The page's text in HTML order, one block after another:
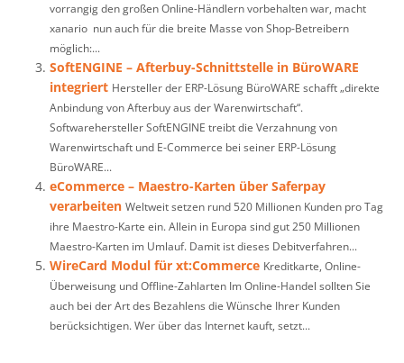
vorrangig den großen Online-Händlern vorbehalten war, macht
xanario nun auch für die breite Masse von Shop-Betreibern
möglich:...
SoftENGINE – Afterbuy-Schnittstelle in BüroWARE
integriert Hersteller der ERP-Lösung BüroWARE schafft „direkte
Anbindung von Afterbuy aus der Warenwirtschaft“.
Softwarehersteller SoftENGINE treibt die Verzahnung von
Warenwirtschaft und E-Commerce bei seiner ERP-Lösung
BüroWARE...
eCommerce – Maestro-Karten über Saferpay
verarbeiten Weltweit setzen rund 520 Millionen Kunden pro Tag
ihre Maestro-Karte ein. Allein in Europa sind gut 250 Millionen
Maestro-Karten im Umlauf. Damit ist dieses Debitverfahren...
WireCard Modul für xt:Commerce Kreditkarte, Online-
Überweisung und Offline-Zahlarten Im Online-Handel sollten Sie
auch bei der Art des Bezahlens die Wünsche Ihrer Kunden
berücksichtigen. Wer über das Internet kauft, setzt...